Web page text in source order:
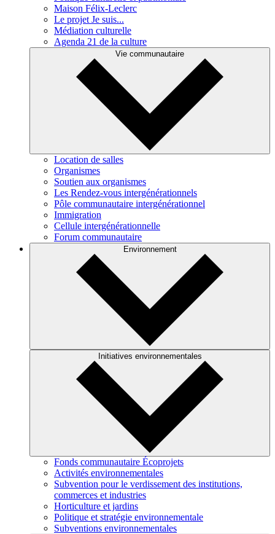
Maison Félix-Leclerc
Le projet Je suis...
Médiation culturelle
Agenda 21 de la culture
Vie communautaire
Location de salles
Organismes
Soutien aux organismes
Les Rendez-vous intergénérationnels
Pôle communautaire intergénérationnel
Immigration
Cellule intergénérationnelle
Forum communautaire
Environnement
Initiatives environnementales
Fonds communautaire Écoprojets
Activités environnementales
Subvention pour le verdissement des institutions,
commerces et industries
Horticulture et jardins
Politique et stratégie environnementale
Subventions environnementales